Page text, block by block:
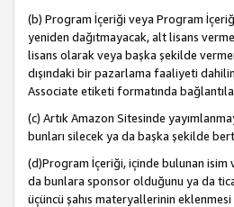
(b) Program İçeriği veya Program
yeniden dağıtmayacak, alt lisans
lisans olarak veya başka şekilde
dışındaki bir pazarlama faaliyeti
Associate etiketi formatında
(c) Artık Amazon Sitesinde
bunları silecek ya da başka şekilde
(d)Program İçeriği, içinde bulunan
da bunlara sponsor olduğunu ya da
üçüncü şahıs materyallerinin